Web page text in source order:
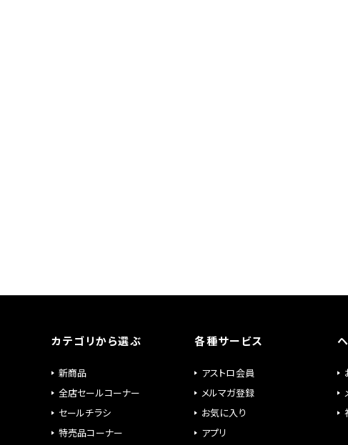
カテゴリから選ぶ
新商品
全店セールコーナー
セールチラシ
特売品コーナー
各種サービス
アストロ会員
メルマガ登録
お気に入り
アプリ